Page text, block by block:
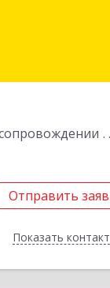
Отправить
Показать
Иркутская
Отправить
Назад